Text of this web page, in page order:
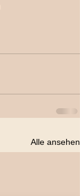
Alle ansehen